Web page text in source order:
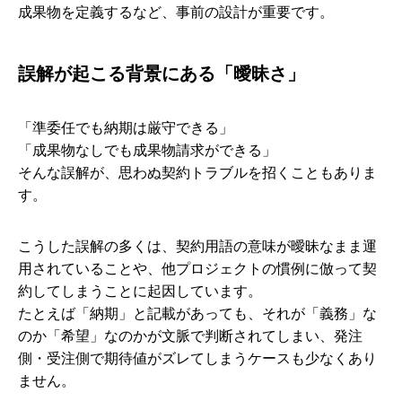
成果物を定義するなど、事前の設計が重要です。
誤解が起こる背景にある「曖昧さ」
「準委任でも納期は厳守できる」
「成果物なしでも成果物請求ができる」
そんな誤解が、思わぬ契約トラブルを招くこともありま
す。
こうした誤解の多くは、契約用語の意味が曖昧なまま運
用されていることや、他プロジェクトの慣例に倣って契
約してしまうことに起因しています。
たとえば「納期」と記載があっても、それが「義務」な
のか「希望」なのかが文脈で判断されてしまい、発注
側・受注側で期待値がズレてしまうケースも少なくあり
ません。